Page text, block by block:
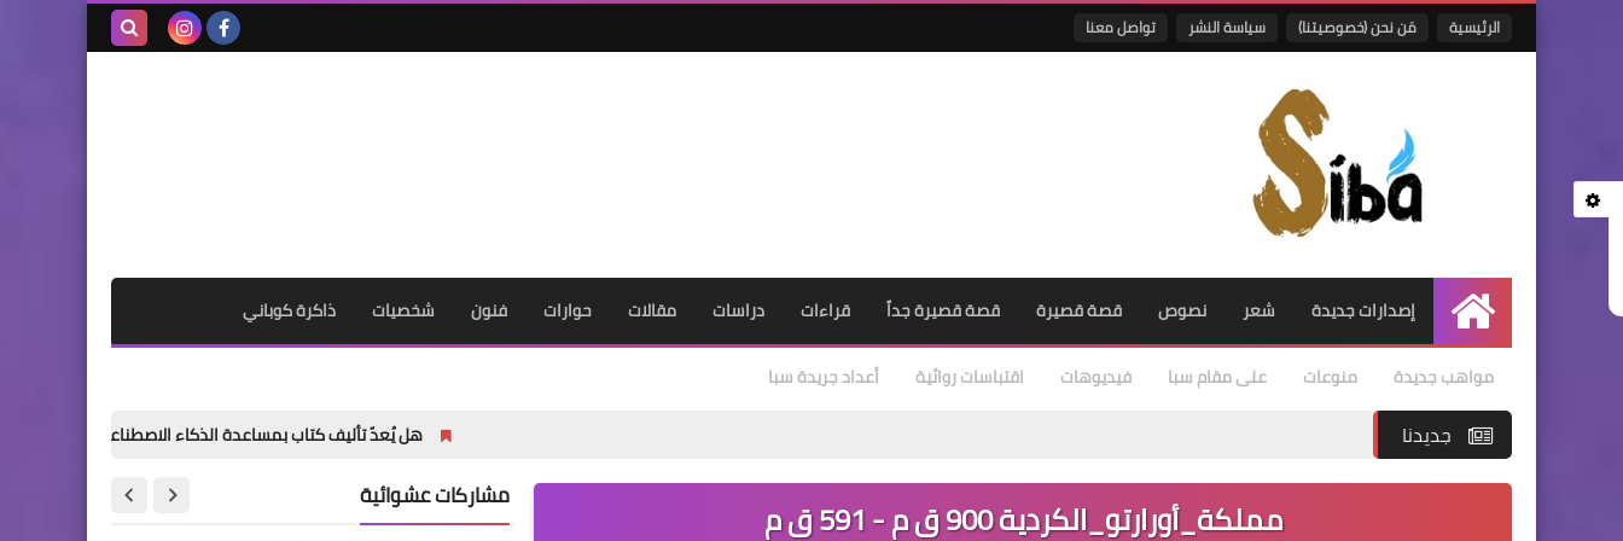
الرئيسية مَن نحن (خصوصيتنا) سياسة النشر تواصل معنا
الرئيسية
إصدارات جديدة شعر نصوص قصة قصيرة قصة قصيرة جداً قراءات دراسات مقالات حوارات فنون شخصيات ذاكرة كوباني
مواهب جديدة منوعات على مقام سبا فيديوهات اقتباسات روائية أعداد جريدة سبا
جديدنا هل يُعدّ تأليف كتاب بمساعدة الذكاء الاصطناعي أمراً خاطئاً؟
مملكة_أورارتو_الكردية 900 ق م - 591 ق م مشاركات عشوائية